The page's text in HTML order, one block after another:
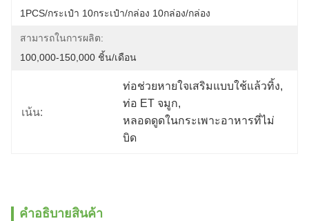
1PCS/กระเป๋า 10กระเป๋า/กล่อง 10กล่อง/กล่อง
สามารถในการผลิต:
100,000-150,000 ชิ้น/เดือน
เน้น:
ท่อช่วยหายใจเสริมแบบใช้แล้วทิ้ง,
ท่อ ET จมูก,
หลอดดูดในกระเพาะอาหารที่ไม่
บิด
คําอธิบายสินค้า